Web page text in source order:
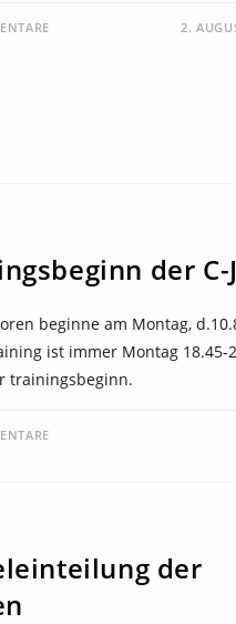
2.
der
beginne am Montag,
ist immer Montag
trainingsbeginn.
der